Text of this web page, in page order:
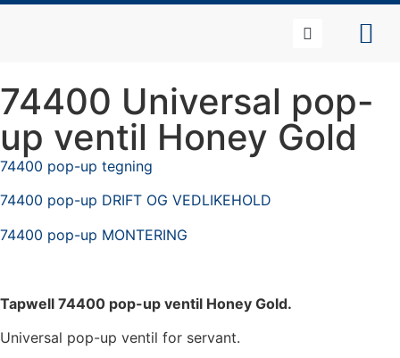
74400 Universal pop-
up ventil Honey Gold
74400 pop-up tegning
74400 pop-up DRIFT OG VEDLIKEHOLD
74400 pop-up MONTERING
Tapwell 74400 pop-up ventil Honey Gold.
Universal pop-up ventil for servant.